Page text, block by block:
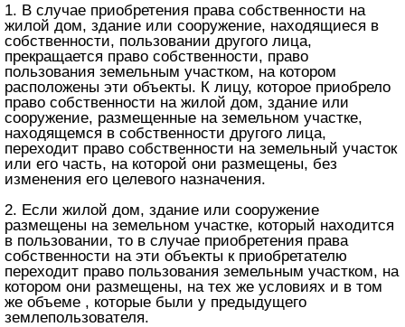
1. В случае приобретения права собственности на
жилой дом, здание или сооружение, находящиеся в
собственности, пользовании другого лица,
прекращается право собственности, право
пользования земельным участком, на котором
расположены эти объекты. К лицу, которое приобрело
право собственности на жилой дом, здание или
сооружение, размещенные на земельном участке,
находящемся в собственности другого лица,
переходит право собственности на земельный участок
или его часть, на которой они размещены, без
изменения его целевого назначения.
2. Если жилой дом, здание или сооружение
размещены на земельном участке, который находится
в пользовании, то в случае приобретения права
собственности на эти объекты к приобретателю
переходит право пользования земельным участком, на
котором они размещены, на тех же условиях и в том
же объеме , которые были у предыдущего
землепользователя.